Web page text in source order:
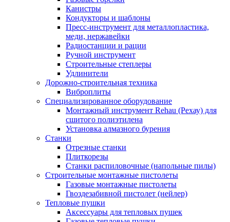
Канистры
Кондукторы и шаблоны
Пресс-инструмент для металлопластика,
меди, нержавейки
Радиостанции и рации
Ручной инструмент
Строительные степлеры
Удлинители
Дорожно-строительная техника
Виброплиты
Специализированное оборудование
Монтажный инструмент Rehau (Рехау) для
сшитого полиэтилена
Установка алмазного бурения
Станки
Отрезные станки
Плиткорезы
Станки распиловочные (напольные пилы)
Строительные монтажные пистолеты
Газовые монтажные пистолеты
Гвоздезабивной пистолет (нейлер)
Тепловые пушки
Аксессуары для тепловых пушек